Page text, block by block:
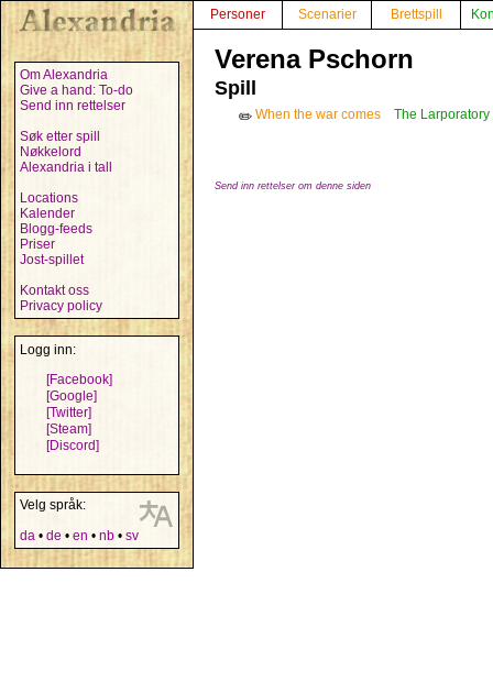
Om Alexandria
Give a hand: To-do
Send inn rettelser
Søk etter spill
Nøkkelord
Alexandria i tall
Locations
Kalender
Blogg-feeds
Priser
Jost-spillet
Kontakt oss
Privacy policy
Logg inn:
[Facebook]
[Google]
[Twitter]
[Steam]
[Discord]
Velg språk:
da • de • en • nb • sv
Personer Scenarier Brettspill
Verena Pschorn
Spill
✏️ When the war comes The Larporatory
Send inn rettelser om denne siden